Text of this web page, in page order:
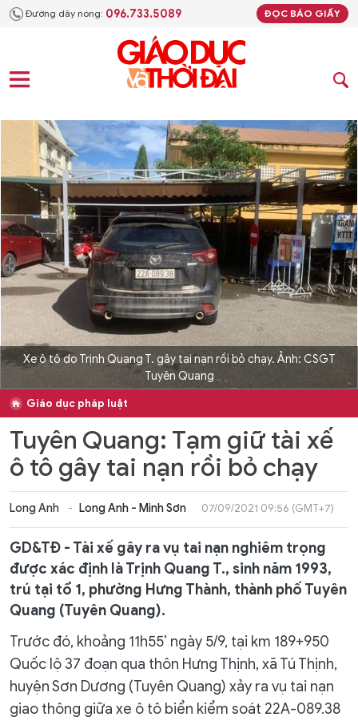
Đường dây nóng: 096.733.5089 ĐỌC BÁO GIẤY
Xe ô tô do Trịnh Quang T. gây tai nạn rồi bỏ chạy. Ảnh: CSGT
Tuyên Quang
Giáo dục pháp luật
Tuyên Quang: Tạm giữ tài xế
ô tô gây tai nạn rồi bỏ chạy
Long Anh Long Anh - Minh Sơn 07/09/2021 09:56 (GMT+7)
GD&TĐ - Tài xế gây ra vụ tai nạn nghiêm trọng
được xác định là Trịnh Quang T., sinh năm 1993,
trú tại tổ 1, phường Hưng Thành, thành phố Tuyên
Quang (Tuyên Quang).
Trước đó, khoảng 11h55’ ngày 5/9, tại km 189+950
Quốc lộ 37 đoạn qua thôn Hưng Thịnh, xã Tú Thịnh,
huyện Sơn Dương (Tuyên Quang) xảy ra vụ tai nạn
giao thông giữa xe ô tô biển kiểm soát 22A-089.38